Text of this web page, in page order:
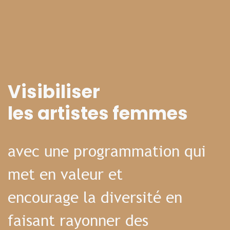
Visibiliser
les artistes femmes
avec une programmation qui
met en valeur et
encourage la diversité en
faisant rayonner des